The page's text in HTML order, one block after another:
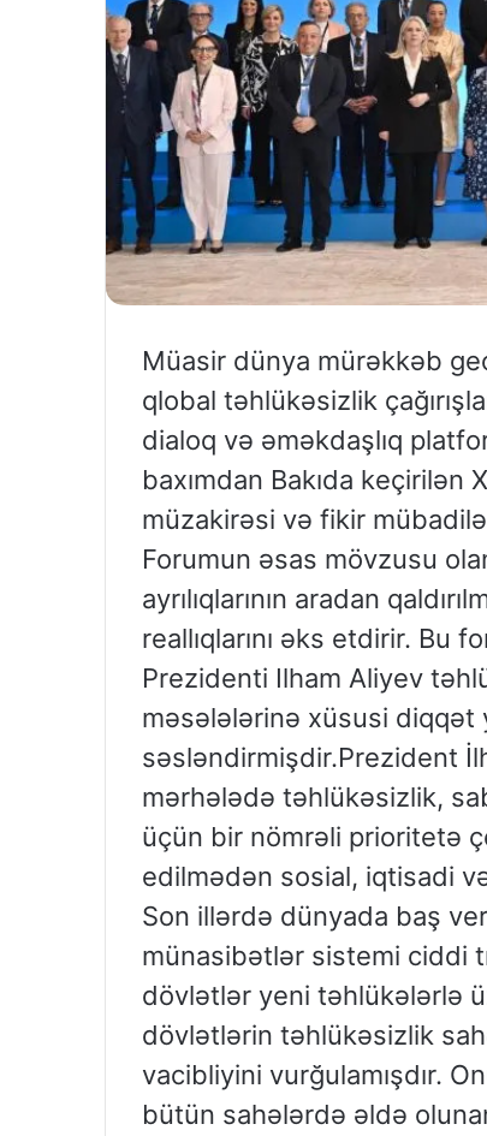
Müasir dünya mürəkkəb
qlobal təhlükəsizlik
dialoq və əməkdaşlıq
baxımdan Bakıda keçirilən
müzakirəsi və fikir
Forumun əsas mövzusu
ayrılıqlarının aradan
reallıqlarını əks etdirir. Bu
Prezidenti Ilham Aliyev
məsələlərinə xüsusi diqqət
səsləndirmişdir.Prezident
mərhələdə təhlükəsizlik,
üçün bir nömrəli prioritetə
edilmədən sosial, iqtisadi
Son illərdə dünyada baş
münasibətlər sistemi ciddi
dövlətlər yeni təhlükələrlə
dövlətlərin təhlükəsizlik
vacibliyini vurğulamışdır.
bütün sahələrdə əldə